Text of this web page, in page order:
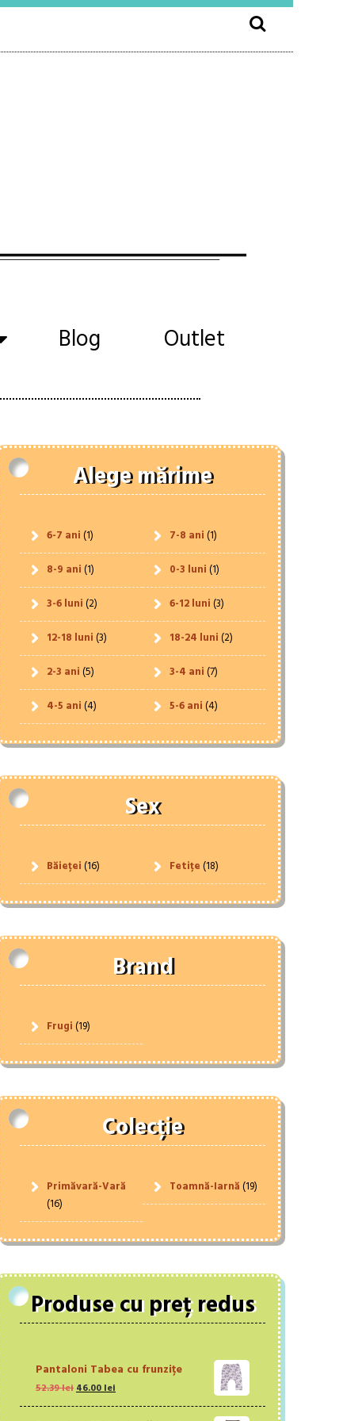
Blog Outlet
Alege mărime
6-7 ani(1) 7-8 ani(1)
8-9 ani(1) 0-3 luni(1)
3-6 luni(2) 6-12 luni(3)
12-18 luni(3) 18-24 luni(2)
2-3 ani(5) 3-4 ani(7)
4-5 ani(4) 5-6 ani(4)
Sex
Băieței(16) Fetițe(18)
Brand
Frugi(19)
Colecție
Primăvară-Vară
(16)
Toamnă-Iarnă(19)
Produse cu preț redus
Pantaloni Tabea cu frunzițe
52.39leiPrețul
inițial
46.00leiPrețul
curent